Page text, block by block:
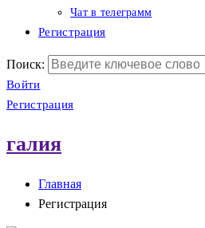
Чат в телеграмм
Регистрация
Поиск:
Войти
Регистрация
галия
Главная
Регистрация